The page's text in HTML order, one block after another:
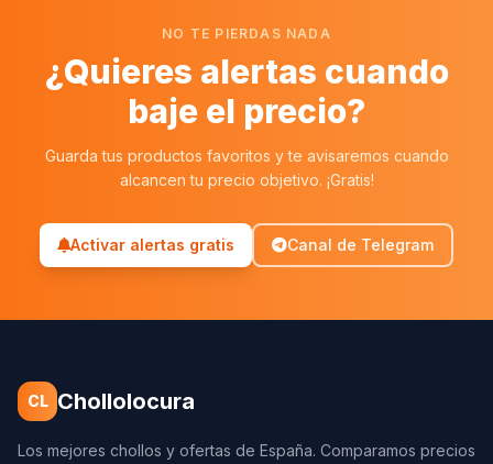
NO TE PIERDAS NADA
¿Quieres alertas cuando
baje el precio?
Guarda tus productos favoritos y te avisaremos cuando
alcancen tu precio objetivo. ¡Gratis!
Activar alertas gratis Canal de Telegram
CL Chollolocura
Los mejores chollos y ofertas de España. Comparamos precios